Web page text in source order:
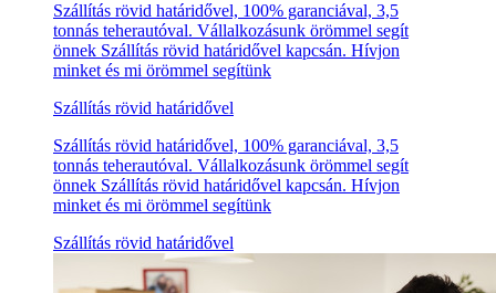
Szállítás rövid határidővel, 100% garanciával, 3,5
tonnás teherautóval. Vállalkozásunk örömmel segít
önnek Szállítás rövid határidővel kapcsán. Hívjon
minket és mi örömmel segítünk
Szállítás rövid határidővel
Szállítás rövid határidővel, 100% garanciával, 3,5
tonnás teherautóval. Vállalkozásunk örömmel segít
önnek Szállítás rövid határidővel kapcsán. Hívjon
minket és mi örömmel segítünk
Szállítás rövid határidővel